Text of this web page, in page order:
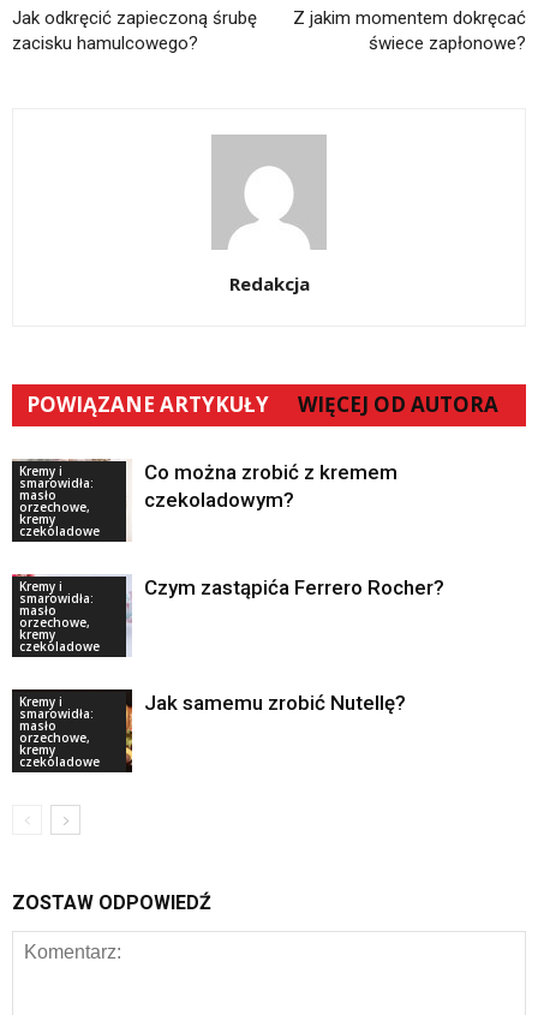
Jak odkręcić zapieczoną śrubę
zacisku hamulcowego?
Z jakim momentem dokręcać
świece zapłonowe?
Redakcja
POWIĄZANE ARTYKUŁY WIĘCEJ OD AUTORA
Kremy i
smarowidła:
masło
orzechowe,
kremy
czekoladowe
Co można zrobić z kremem
czekoladowym?
Kremy i
smarowidła:
masło
orzechowe,
kremy
czekoladowe
Czym zastąpića Ferrero Rocher?
Kremy i
smarowidła:
masło
orzechowe,
kremy
czekoladowe
Jak samemu zrobić Nutellę?
ZOSTAW ODPOWIEDŹ